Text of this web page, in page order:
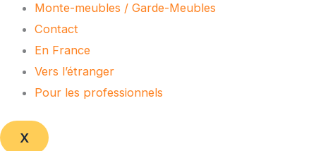
Monte-meubles / Garde-Meubles
Contact
En France
Vers l’étranger
Pour les professionnels
X